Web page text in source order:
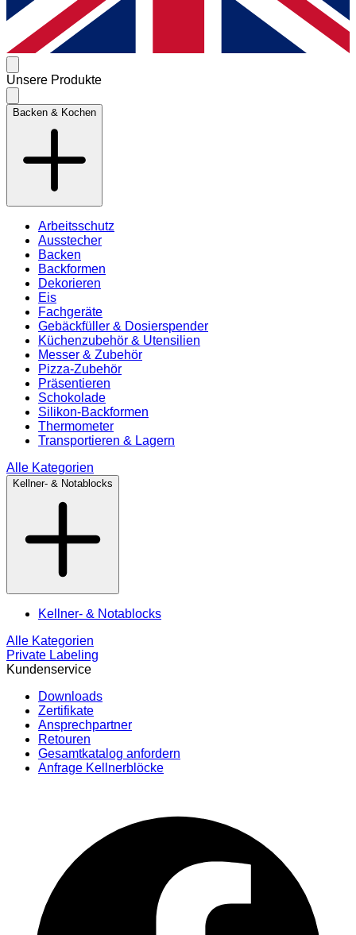
Unsere Produkte
Backen & Kochen
Arbeitsschutz
Ausstecher
Backen
Backformen
Dekorieren
Eis
Fachgeräte
Gebäckfüller & Dosierspender
Küchenzubehör & Utensilien
Messer & Zubehör
Pizza-Zubehör
Präsentieren
Schokolade
Silikon-Backformen
Thermometer
Transportieren & Lagern
Alle Kategorien
Kellner- & Notablocks
Kellner- & Notablocks
Alle Kategorien
Private Labeling
Kundenservice
Downloads
Zertifikate
Ansprechpartner
Retouren
Gesamtkatalog anfordern
Anfrage Kellnerblöcke